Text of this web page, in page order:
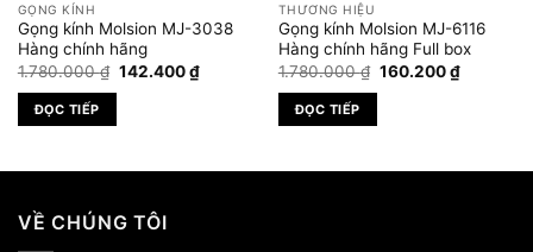
GỌNG KÍNH
Gọng kính Molsion MJ-3038
Hàng chính hãng
1.780.000₫ Giá
142.400₫Giá
hiện
142.400 ₫.
ĐỌC TIẾP
THƯƠNG HIỆU
Gọng kính Molsion MJ-6116
Hàng chính hãng Full box
1.780.000₫ Giá
160.200₫Giá
hiện
ĐỌC TIẾP
VỀ CHÚNG TÔI